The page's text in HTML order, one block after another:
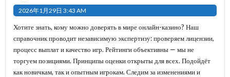
2026年1月29日 3:43 AM
Хотите знать, кому можно доверять в мире онлайн-казино? Наш
справочник проводит независимую экспертизу: проверяем лицензии,
процесс выплат и качество игр. Рейтинги объективны — мы не
торгуем позициями. Принципы оценки открыты для всех. Подойдёт
как новичкам, так и опытным игрокам. Следим за изменениями и